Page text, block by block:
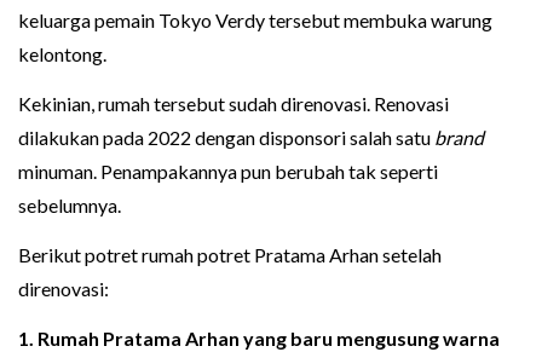
keluarga pemain Tokyo Verdy tersebut membuka warung
kelontong.
Kekinian, rumah tersebut sudah direnovasi. Renovasi
dilakukan pada 2022 dengan disponsori salah satu brand
minuman. Penampakannya pun berubah tak seperti
sebelumnya.
Berikut potret rumah potret Pratama Arhan setelah
direnovasi:
1. Rumah Pratama Arhan yang baru mengusung warna